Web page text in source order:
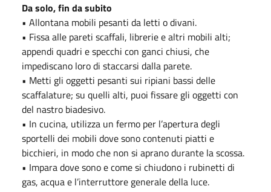
Da solo, fin da subito
• Allontana mobili pesanti da letti o divani.
• Fissa alle pareti scaffali, librerie e altri mobili alti;
appendi quadri e specchi con ganci chiusi, che
impediscano loro di staccarsi dalla parete.
• Metti gli oggetti pesanti sui ripiani bassi delle
scaffalature; su quelli alti, puoi fissare gli oggetti con
del nastro biadesivo.
• In cucina, utilizza un fermo per l’apertura degli
sportelli dei mobili dove sono contenuti piatti e
bicchieri, in modo che non si aprano durante la scossa.
• Impara dove sono e come si chiudono i rubinetti di
gas, acqua e l’interruttore generale della luce.